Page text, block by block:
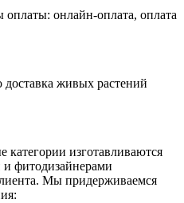
онлайн-оплата, оплата
живых растений
изготавливаются
фитодизайнерами
Мы придерживаемся